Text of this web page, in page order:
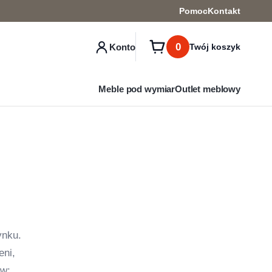
PomocKontakt
Konto 0 Twój koszyk
Meble pod wymiarOutlet meblowy